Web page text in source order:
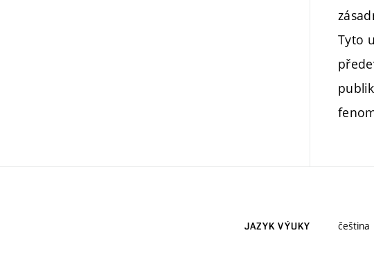
Tyto
JAZYK VÝUKY čeština